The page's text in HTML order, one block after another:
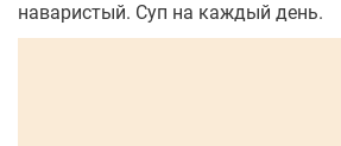
наваристый. Суп на каждый день.